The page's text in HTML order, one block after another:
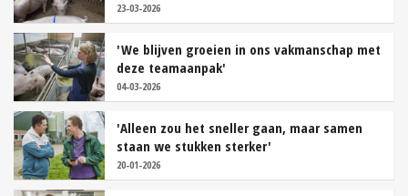
23-03-2026
'We blijven groeien in ons vakmanschap met
deze teamaanpak'
04-03-2026
'Alleen zou het sneller gaan, maar samen
staan we stukken sterker'
20-01-2026